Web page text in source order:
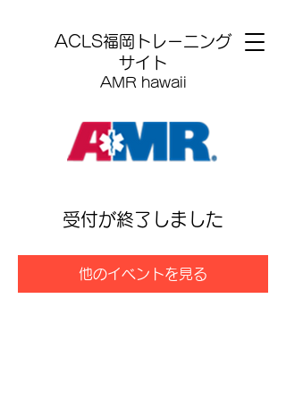
​ACLS福岡トレーニング
サイト
AMR hawaii
受付が終了しました
他のイベントを見る